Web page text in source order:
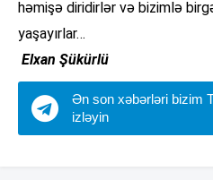
həmişə diridirlər və bizimlə
yaşayırlar…
Elxan Şükürlü
Ən son xəbərləri bizim
izləyin